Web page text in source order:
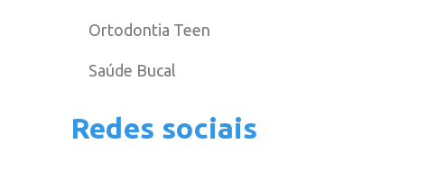
Ortodontia Teen
Saúde Bucal
Redes sociais